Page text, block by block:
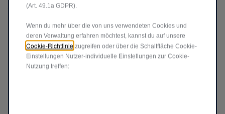
(Art. 49.1a GDPR).
Wenn du mehr über die von uns verwendeten Cookies und
deren Verwaltung erfahren möchtest, kannst du auf unsere
Cookie-Richtlinie zugreifen oder über die Schaltfläche Cookie-
Einstellungen Nutzer-individuelle Einstellungen zur Cookie-
Nutzung treffen: